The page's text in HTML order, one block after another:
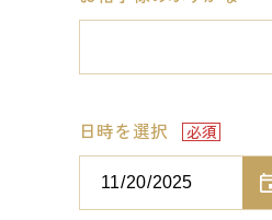
日時を選択